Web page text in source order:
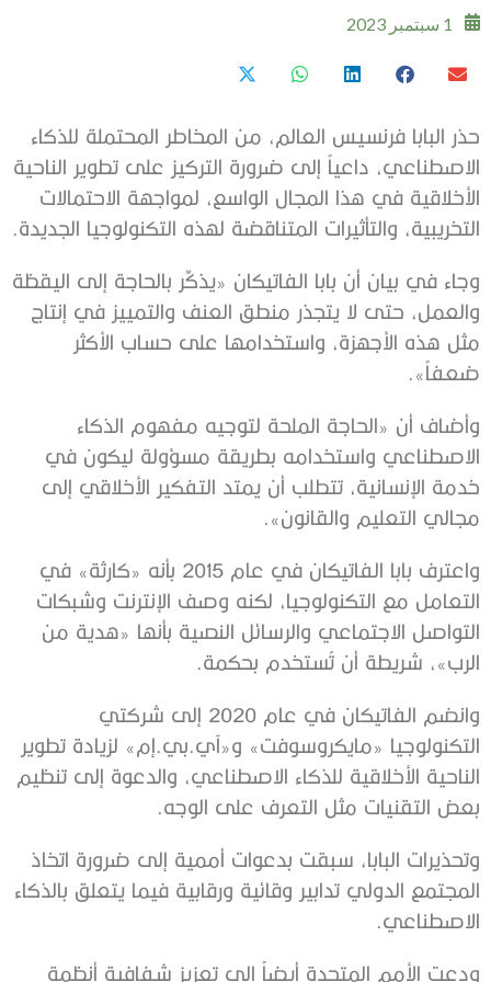
1 سبتمبر 2023
حذر البابا فرنسيس العالم، من المخاطر المحتملة للذكاء
الاصطناعي، داعياً إلى ضرورة التركيز على تطوير الناحية
الأخلاقية في هذا المجال الواسع، لمواجهة الاحتمالات
التخريبية، والتأثيرات المتناقضة لهذه التكنولوجيا الجديدة.
وجاء في بيان أن بابا الفاتيكان «يذكِّر بالحاجة إلى اليقظة
والعمل، حتى لا يتجذر منطق العنف والتمييز في إنتاج
مثل هذه الأجهزة، واستخدامها على حساب الأكثر
ضعفاً».
وأضاف أن «الحاجة الملحة لتوجيه مفهوم الذكاء
الاصطناعي واستخدامه بطريقة مسؤولة ليكون في
خدمة الإنسانية، تتطلب أن يمتد التفكير الأخلاقي إلى
مجالي التعليم والقانون».
واعترف بابا الفاتيكان في عام 2015 بأنه «كارثة» في
التعامل مع التكنولوجيا، لكنه وصف الإنترنت وشبكات
التواصل الاجتماعي والرسائل النصية بأنها «هدية من
الرب»، شريطة أن تُستخدم بحكمة.
وانضم الفاتيكان في عام 2020 إلى شركتي
التكنولوجيا «مايكروسوفت» و«آي.بي.إم» لزيادة تطوير
الناحية الأخلاقية للذكاء الاصطناعي، والدعوة إلى تنظيم
بعض التقنيات مثل التعرف على الوجه.
وتحذيرات البابا، سبقت بدعوات أممية إلى ضرورة اتخاذ
المجتمع الدولي تدابير وقائية ورقابية فيما يتعلق بالذكاء
الاصطناعي.
ودعت الأمم المتحدة أيضاً إلى تعزيز شفافية أنظمة